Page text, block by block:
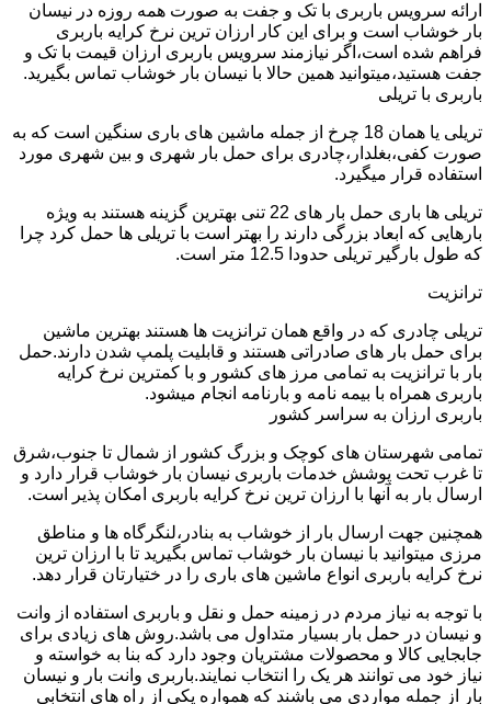
ارائه سرویس باربری با تک و جفت به صورت همه روزه در نیسان
بار خوشاب است و برای این کار ارزان ترین نرخ کرایه باربری
فراهم شده است،اگر نیازمند سرویس باربری ارزان قیمت با تک و
جفت هستید،میتوانید همین حالا با نیسان بار خوشاب تماس بگیرید.
باربری با تریلی
تریلی یا همان 18 چرخ از جمله ماشین های باری سنگین است که به
صورت کفی،بغلدار،چادری برای حمل بار شهری و بین شهری مورد
استفاده قرار میگیرد.
تریلی ها باری حمل بار های 22 تنی بهترین گزینه هستند به ویژه
بارهایی که ابعاد بزرگی دارند را بهتر است با تریلی ها حمل کرد چرا
که طول بارگیر تریلی حدودا 12.5 متر است.
ترانزیت
تریلی چادری که در واقع همان ترانزیت ها هستند بهترین ماشین
برای حمل بار های صادراتی هستند و قابلیت پلمپ شدن دارند.حمل
بار با ترانزیت به تمامی مرز های کشور و با کمترین نرخ کرایه
باربری همراه با بیمه نامه و بارنامه انجام میشود.
باربری ارزان به سراسر کشور
تمامی شهرستان های کوچک و بزرگ کشور از شمال تا جنوب،شرق
تا غرب تحت پوشش خدمات باربری نیسان بار خوشاب قرار دارد و
ارسال بار به آنها با ارزان ترین نرخ کرایه باربری امکان پذیر است.
همچنین جهت ارسال بار از خوشاب به بنادر،لنگرگاه ها و مناطق
مرزی میتوانید با نیسان بار خوشاب تماس بگیرید تا با ارزان ترین
نرخ کرایه باربری انواع ماشین های باری را در ختیارتان قرار دهد.
با توجه به نیاز مردم در زمینه حمل و نقل و باربری استفاده از وانت
و نیسان در حمل بار بسیار متداول می باشد.روش های زیادی برای
جابجایی کالا و محصولات مشتریان وجود دارد که بنا به خواسته و
نیاز خود می توانند هر یک را انتخاب نمایند.باربری وانت بار و نیسان
بار از جمله مواردی می باشند که همواره یکی از راه های انتخابی